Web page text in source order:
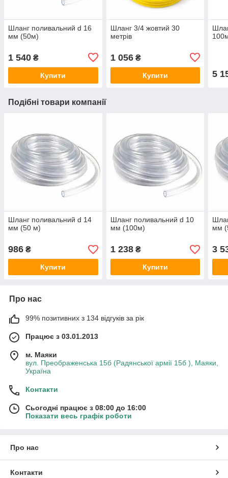
Шланг поливальний d 16
мм (50м)
1 540 ₴
Купити
Шланг 3/4 жовтий 30
метрів
1 056₴
Купити 5
Подібні товари компанії
Шланг поливальний d 14
мм (50 м)
986 ₴
Купити
Шланг поливальний d 10
мм (100м)
1 238₴
Купити
мм
3
Про нас
99% позитивних з 134 відгуків за рік
Працює з 03.01.2013
м. Маяки
вул. Преображенська 15б (Радянської армії 15б ), Маяки,
Україна
Контакти
Сьогодні працює з 08:00 до 16:00
Показати весь графік роботи
Про нас
Контакти